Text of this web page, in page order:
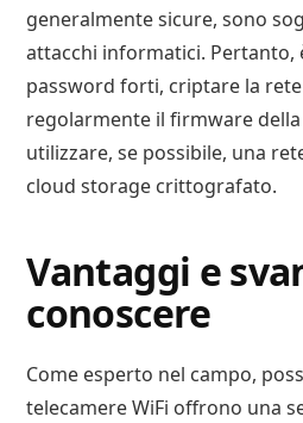
generalmente sicure, sono
attacchi informatici.
password forti, criptare la
regolarmente il firmware
utilizzare, se possibile, una
cloud storage crittografato.
Vantaggi e
conoscere
Come esperto nel campo,
telecamere WiFi offrono una